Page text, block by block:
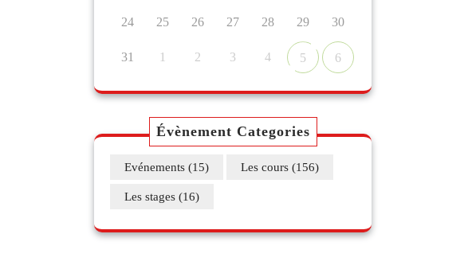
24 25 26 27 28 29 30
31 1 2 3 4 5 6
Évènement Categories
Evénements (15) Les cours (156)
Les stages (16)